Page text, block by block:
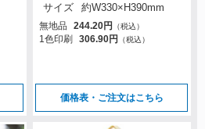
サイズ
約W330×H390mm
無地品
244.20円 （税込）
1色印刷 306.90円 （税込）
価格表・ご注文はこちら